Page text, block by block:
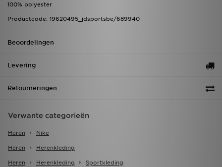
100% polyester
Productcode: 19620495_jdsportsbe/689940
Beoordelingen
Levering
Retourneringen
Verwante categorieën
Heren Nike
Heren Herenkleding
Heren Herenkleding Sportkleding